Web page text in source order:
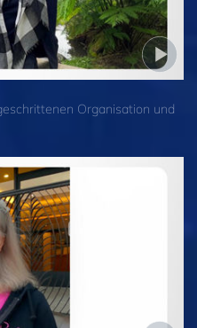
Organisation und